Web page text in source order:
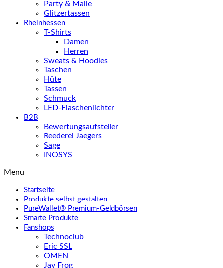
Party & Malle
Glitzertassen
Rheinhessen
T-Shirts
Damen
Herren
Sweats & Hoodies
Taschen
Hüte
Tassen
Schmuck
LED-Flaschenlichter
B2B
Bewertungsaufsteller
Reederei Jaegers
Sage
INOSYS
Menu
Startseite
Produkte selbst gestalten
PureWallet® Premium-Geldbörsen
Smarte Produkte
Fanshops
Technoclub
Eric SSL
OMEN
Jay Frog